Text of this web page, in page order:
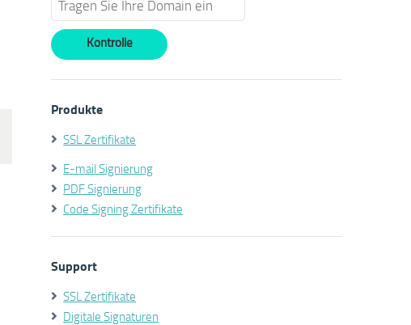
Produkte
SSL Zertifikate
E-mail Signierung
PDF Signierung
Code Signing Zertifikate
Support
SSL Zertifikate
Digitale Signaturen